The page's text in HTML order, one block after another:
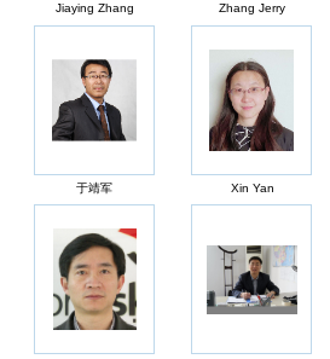
Jiaying Zhang Zhang Jerry
于靖军 Xin Yan